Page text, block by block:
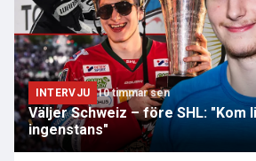
INTERVJU 10 timmar sen
Väljer Schweiz – före SHL: "Kom
ingenstans"